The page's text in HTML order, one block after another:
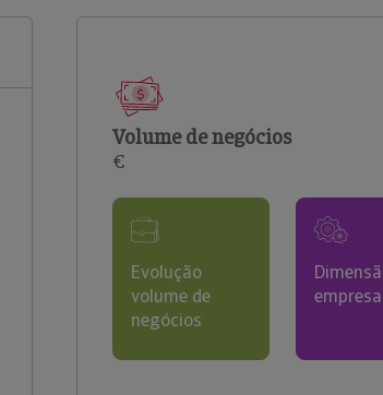
Volume de negócios
€
Evolução
volume de
negócios
empresa